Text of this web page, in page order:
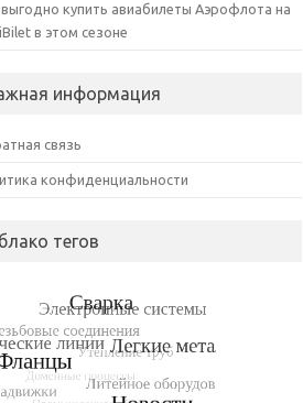
купить авиабилеты Аэрофлота на
в этом сезоне
информация
связь
конфиденциальности
тегов